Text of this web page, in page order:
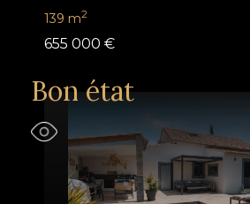
139 m2
655 000 €
Bon état